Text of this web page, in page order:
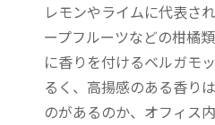
レモンやライムに代表さ
ープフルーツなどの柑橘
に香りを付けるベルガモ
るく、高揚感のある香り
のがあるのか、オフィス